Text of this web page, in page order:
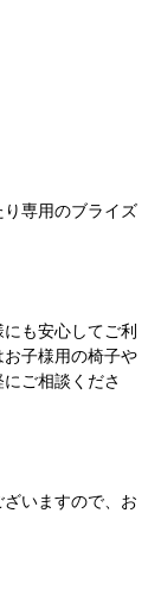
専用のブライズ
も安心してご利
子様用の椅子や
ご相談くださ
いますので、お